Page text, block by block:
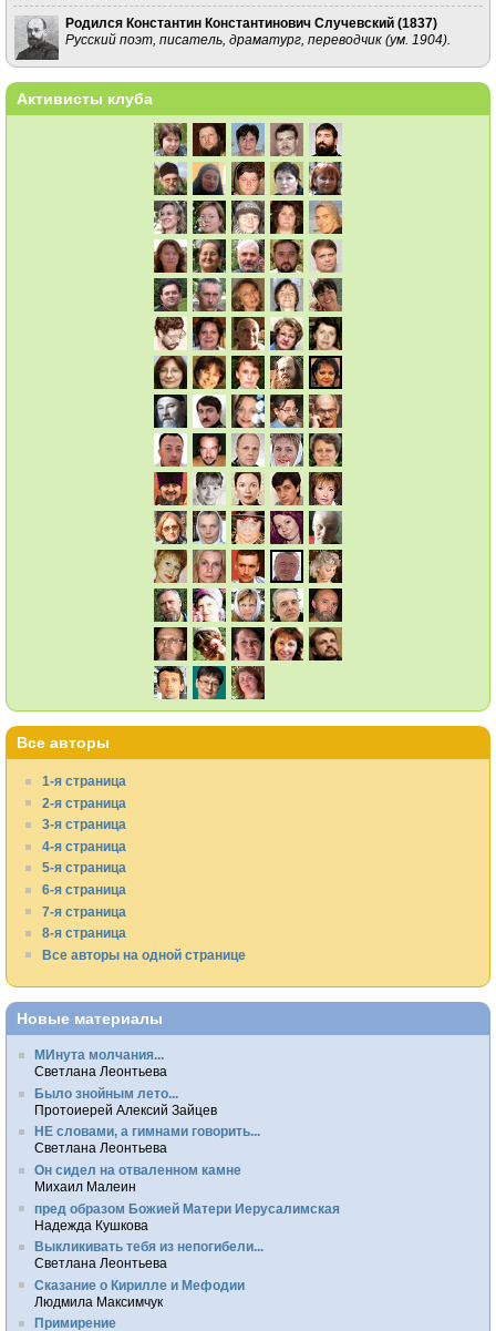
Родился Константин Константинович Случевский (1837)
Русский поэт, писатель, драматург, переводчик (ум. 1904).
Активисты клуба
Все авторы
1-я страница
2-я страница
3-я страница
4-я страница
5-я страница
6-я страница
7-я страница
8-я страница
Все авторы на одной странице
Новые материалы
МИнута молчания...
Светлана Леонтьева
Было знойным лето...
Протоиерей Алексий Зайцев
НЕ словами, а гимнами говорить...
Светлана Леонтьева
Он сидел на отваленном камне
Михаил Малеин
пред образом Божией Матери Иерусалимская
Надежда Кушкова
Выкликивать тебя из непогибели...
Светлана Леонтьева
Сказание о Кирилле и Мефодии
Людмила Максимчук
Примирение